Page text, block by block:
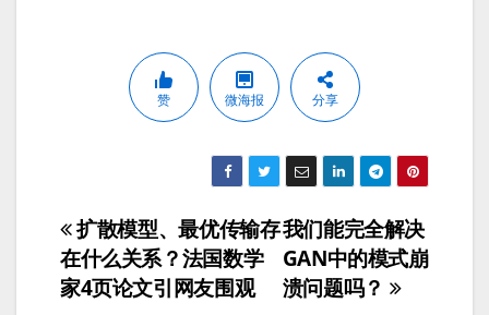
赞 微海报 分享
文
章
我们能完全解决
GAN中的模式崩
溃问题吗？
扩散模型、最优传输存
在什么关系？法国数学
家4页论文引网友围观